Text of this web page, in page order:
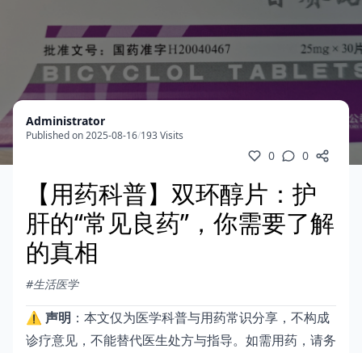
Administrator
Published on 2025-08-16/193 Visits
0 0
【用药科普】双环醇片：护
肝的“常见良药”，你需要了解
的真相
#生活医学
⚠️ 声明 ：本文仅为医学科普与用药常识分享，不构成
诊疗意见，不能替代医生处方与指导。如需用药，请务